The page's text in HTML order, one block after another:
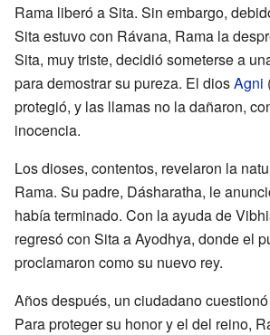
Rama liberó a Sita. Sin embargo,
Sita estuvo con Rávana, Rama la
Sita, muy triste, decidió someterse a
para demostrar su pureza. El diosAgni
protegió, y las llamas no la dañaron,
inocencia.
Los dioses, contentos, revelaron la
Rama. Su padre, Dásharatha, le
había terminado. Con la ayuda de
regresó con Sita a Ayodhya, donde el
proclamaron como su nuevo rey.
Años después, un ciudadano
Para proteger su honor y el del reino,